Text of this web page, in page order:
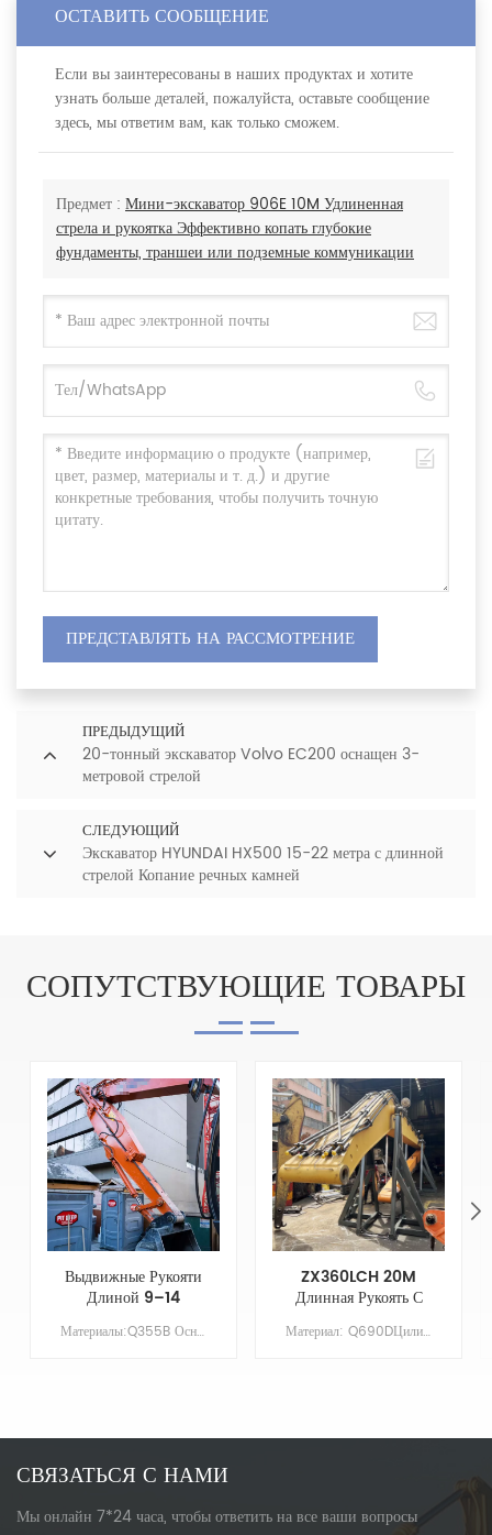
ОСТАВИТЬ СООБЩЕНИЕ
Если вы заинтересованы в наших продуктах и хотите
узнать больше деталей, пожалуйста, оставьте сообщение
здесь, мы ответим вам, как только сможем.
Предмет : Мини-экскаватор 906E 10M Удлиненная
стрела и рукоятка Эффективно копать глубокие
фундаменты, траншеи или подземные коммуникации
ПРЕДСТАВЛЯТЬ НА РАССМОТРЕНИЕ
ПРЕДЫДУЩИЙ
20-тонный экскаватор Volvo EC200 оснащен 3-
метровой стрелой
СЛЕДУЮЩИЙ
Экскаватор HYUNDAI HX500 15-22 метра с длинной
стрелой Копание речных камней
СОПУТСТВУЮЩИЕ ТОВАРЫ
Выдвижные Рукояти
Длиной 9–14
Метров Для Рукояти
Экскаватора Cat Материалы:Q355B Основные параметры Модель КАТ325-7 Длина стрелы XX Длина руки 9 Объем ковша/м&sup3; 0,7 Противовес НЕЗАЧЕМ
ZX360LCH 20M
Длинная Рукоять С
Ковшом Для
Выравнивания И Материал: Q690DЦилиндр: Оригинальный размерСтрела: 11,37 мРукав: 8,63 мКовш: 1,5 куб. мГрунтовка/Покрытие: цинконаполненная грунтовка, наносимая распылением
СВЯЗАТЬСЯ С НАМИ
Мы онлайн 7*24 часа, чтобы ответить на все ваши вопросы